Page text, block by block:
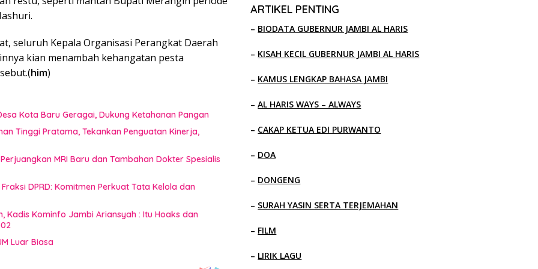
seluruh Kepala Organisasi Perangkat Daerah
kian menambah kehangatan pesta
him)
Kota Baru Geragai, Dukung Ketahanan Pangan
Tinggi Pratama, Tekankan Penguatan Kinerja,
MRI Baru dan Tambahan Dokter Spesialis
DPRD: Komitmen Perkuat Tata Kelola dan
Kadis Kominfo Jambi Ariansyah : Itu Hoaks dan
Luar Biasa
ARTIKEL PENTING
– BIODATA GUBERNUR JAMBI AL HARIS
– KISAH KECIL GUBERNUR JAMBI AL HARIS
– KAMUS LENGKAP BAHASA JAMBI
–AL HARIS WAYS – ALWAYS
– CAKAP KETUA EDI PURWANTO
– DOA
– DONGENG
– SURAH YASIN SERTA TERJEMAHAN
– FILM
– LIRIK LAGU